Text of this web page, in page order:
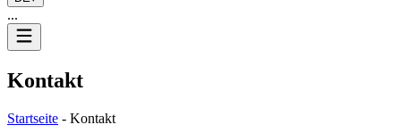
...
Kontakt
Startseite - Kontakt